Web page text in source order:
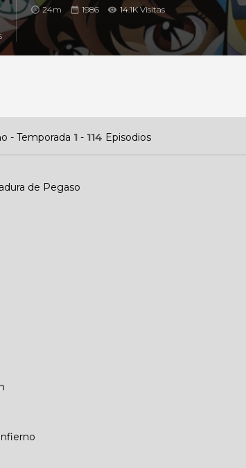
24m 1986 14.1K Visitas
- Temporada 1 - 114 Episodios
de Pegaso